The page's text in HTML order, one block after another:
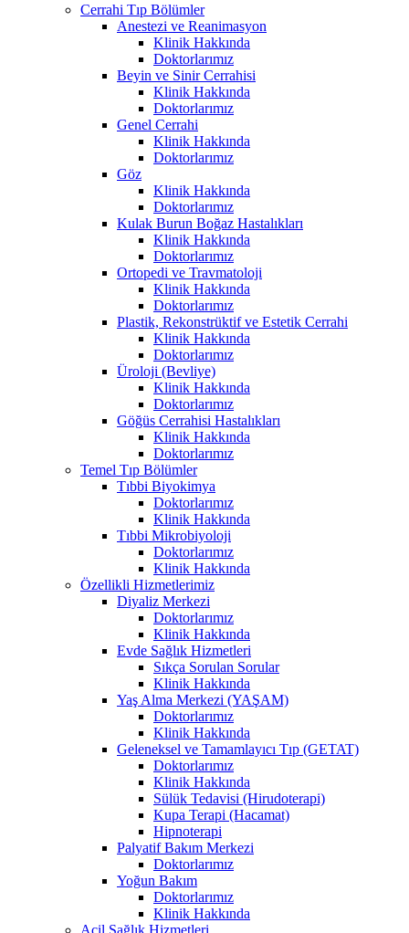
Cerrahi Tıp Bölümler
Anestezi ve Reanimasyon
Klinik Hakkında
Doktorlarımız
Beyin ve Sinir Cerrahisi
Klinik Hakkında
Doktorlarımız
Genel Cerrahi
Klinik Hakkında
Doktorlarımız
Göz
Klinik Hakkında
Doktorlarımız
Kulak Burun Boğaz Hastalıkları
Klinik Hakkında
Doktorlarımız
Ortopedi ve Travmatoloji
Klinik Hakkında
Doktorlarımız
Plastik, Rekonstrüktif ve Estetik Cerrahi
Klinik Hakkında
Doktorlarımız
Üroloji (Bevliye)
Klinik Hakkında
Doktorlarımız
Göğüs Cerrahisi Hastalıkları
Klinik Hakkında
Doktorlarımız
Temel Tıp Bölümler
Tıbbi Biyokimya
Doktorlarımız
Klinik Hakkında
Tıbbi Mikrobiyoloji
Doktorlarımız
Klinik Hakkında
Özellikli Hizmetlerimiz
Diyaliz Merkezi
Doktorlarımız
Klinik Hakkında
Evde Sağlık Hizmetleri
Sıkça Sorulan Sorular
Klinik Hakkında
Yaş Alma Merkezi (YAŞAM)
Doktorlarımız
Klinik Hakkında
Geleneksel ve Tamamlayıcı Tıp (GETAT)
Doktorlarımız
Klinik Hakkında
Sülük Tedavisi (Hirudoterapi)
Kupa Terapi (Hacamat)
Hipnoterapi
Palyatif Bakım Merkezi
Doktorlarımız
Yoğun Bakım
Doktorlarımız
Klinik Hakkında
Acil Sağlık Hizmetleri